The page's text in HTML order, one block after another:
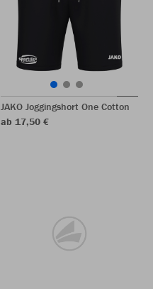
JAKO Joggingshort One Cotton
ab 17,50 €